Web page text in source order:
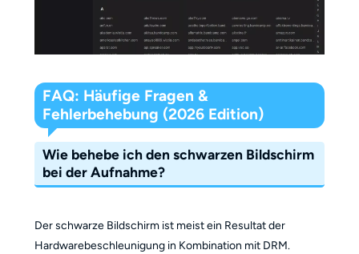
FAQ: Häufige Fragen &
Fehlerbehebung (2026 Edition)
Wie behebe ich den schwarzen Bildschirm
bei der Aufnahme?
Der schwarze Bildschirm ist meist ein Resultat der
Hardwarebeschleunigung in Kombination mit DRM.